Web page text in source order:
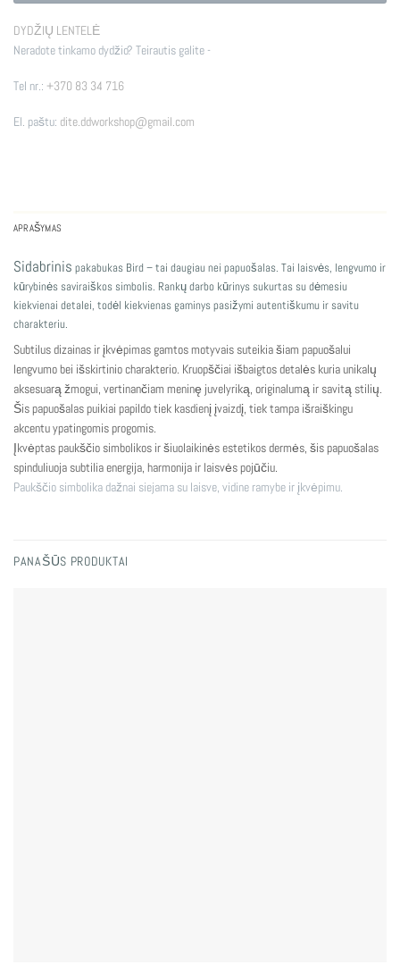
DYDŽIŲ LENTELĖ
Neradote tinkamo dydžio? Teirautis galite -
Tel nr.: +370 83 34 716
El. paštu: dite.ddworkshop@gmail.com
APRAŠYMAS
Sidabrinis pakabukas Bird – tai daugiau nei papuošalas. Tai laisvės, lengvumo ir
kūrybinės saviraiškos simbolis. Rankų darbo kūrinys sukurtas su dėmesiu
kiekvienai detalei, todėl kiekvienas gaminys pasižymi autentiškumu ir savitu
charakteriu.
Subtilus dizainas ir įkvėpimas gamtos motyvais suteikia šiam papuošalui
lengvumo bei išskirtinio charakterio. Kruopščiai išbaigtos detalės kuria unikalų
aksesuarą žmogui, vertinančiam meninę juvelyriką, originalumą ir savitą stilių.
Šis papuošalas puikiai papildo tiek kasdienį įvaizdį, tiek tampa išraiškingu
akcentu ypatingomis progomis.
Įkvėptas paukščio simbolikos ir šiuolaikinės estetikos dermės, šis papuošalas
spinduliuoja subtilia energija, harmonija ir laisvės pojūčiu.
Paukščio simbolika dažnai siejama su laisve, vidine ramybe ir įkvėpimu.
PANAŠŪS PRODUKTAI